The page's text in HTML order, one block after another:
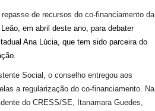
de recursos do co-financiamento da
Leão, em abril deste ano, para debater
Ana Lúcia, que tem sido parceira do
Social, o conselho entregou aos
a regularização do co-financiamento. Na
do CRESS/SE, Itanamara Guedes,